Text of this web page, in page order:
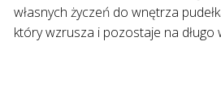
własnych życzeń do wnętrza
który wzrusza i pozostaje na długo